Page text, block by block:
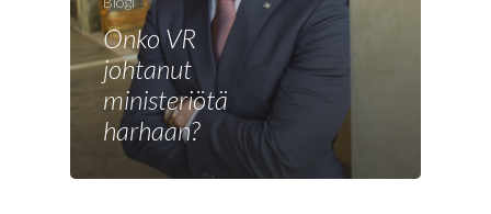
Onko VR
johtanut
ministeriötä
harhaan?
Vaalit
Osallistu
EN